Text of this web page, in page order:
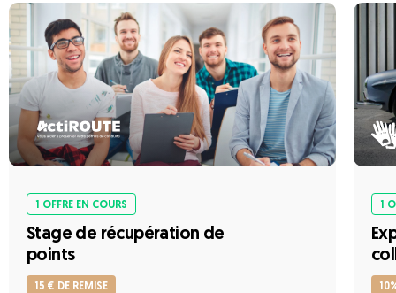
1 OFFRE EN COURS
Stage de récupération de
points
15 € DE REMISE
1